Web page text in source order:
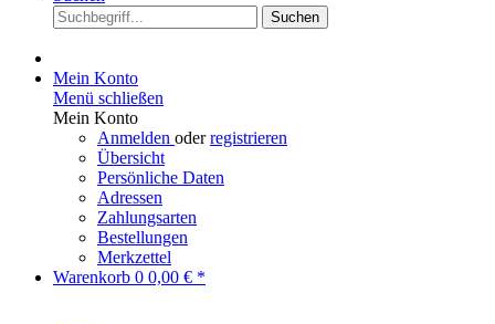
Suchen
Mein Konto
Menü schließen
Mein Konto
Anmelden oderregistrieren
Übersicht
Persönliche Daten
Adressen
Zahlungsarten
Bestellungen
Merkzettel
Warenkorb 0 0,00 € *